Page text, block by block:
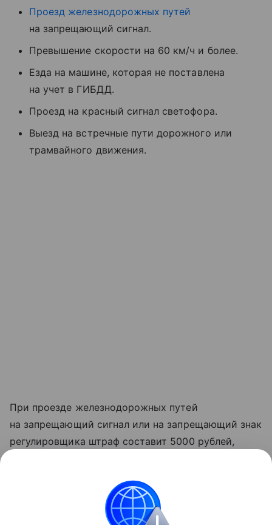
Проезд железнодорожных путей
на запрещающий сигнал.
Превышение скорости на 60 км/ч и более.
Езда на машине, которая не поставлена
на учет в ГИБДД.
Проезд на красный сигнал светофора.
Выезд на встречные пути дорожного или
трамвайного движения.
При проезде железнодорожных путей
на запрещающий сигнал или на запрещающий знак
регулировщика штраф составит 5000 рублей,
повторно превысил скорость на 80 км и более,
речь пойдет о штрафе 7 500 рублей, либо лишении